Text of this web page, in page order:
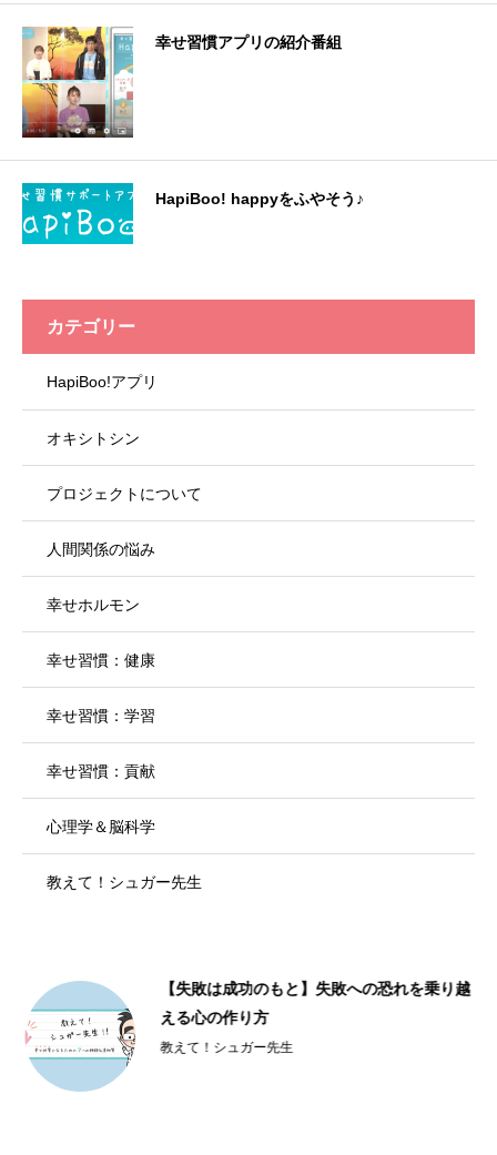
幸せ習慣アプリの紹介番組
HapiBoo! happyをふやそう♪
カテゴリー
HapiBoo!アプリ
オキシトシン
プロジェクトについて
人間関係の悩み
幸せホルモン
幸せ習慣：健康
幸せ習慣：学習
幸せ習慣：貢献
心理学＆脳科学
教えて！シュガー先生
【失敗は成功のもと】失敗への恐れを乗り越
える心の作り方
教えて！シュガー先生